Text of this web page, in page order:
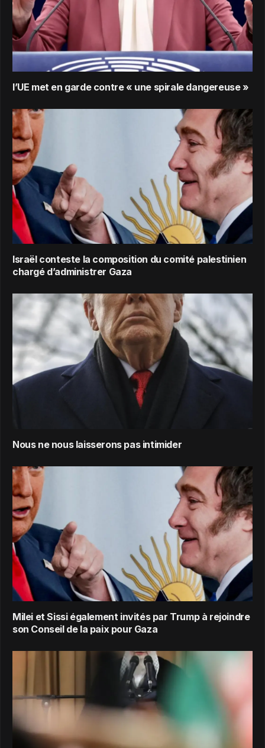
l’UE met en garde contre « une spirale dangereuse »
Israël conteste la composition du comité palestinien
chargé d’administrer Gaza
Nous ne nous laisserons pas intimider
Milei et Sissi également invités par Trump à rejoindre
son Conseil de la paix pour Gaza